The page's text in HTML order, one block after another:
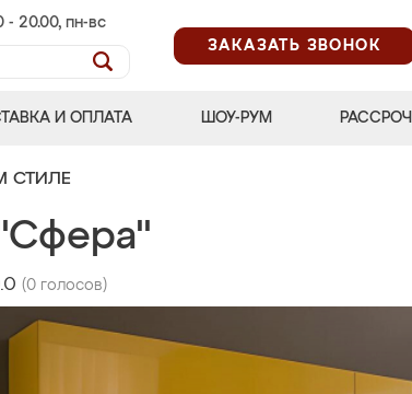
- 20.00, пн-вс
ЗАКАЗАТЬ ЗВОНОК
И ОПЛАТА ШОУ-РУМ
СТИЛЕ
(0 голосов)